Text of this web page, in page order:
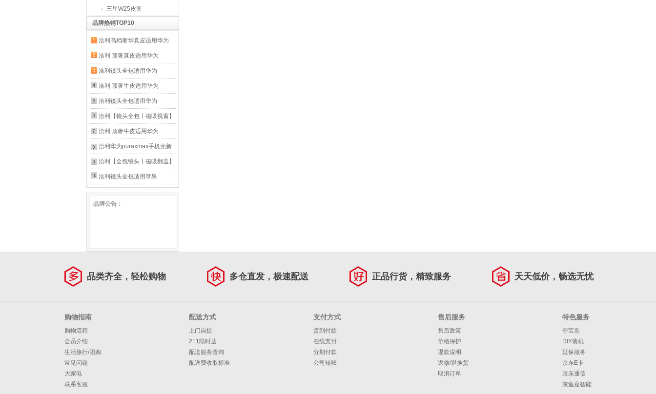
三星W25皮套
品牌热销TOP10
洽利高档奢华真皮适用华为
mate70pro手机壳优享版镜头
全包防摔Mate70pro+磁吸翻
盖智能视窗保护套男女
Mate70Pro/Pro+磁吸款【全
包镜头】黑色
洽利 顶奢真皮适用华为
Pura70pro手机壳p70ultra手
机保护套镜头全包防摔+智能
视窗翻盖皮套高级感男士
P70pro/pro+磁吸【全包镜头
丨自带镜头膜】
洽利镜头全包适用华为
mate80pro手机壳
Mate80promax新款翻盖磁吸
风驰版保护套真皮防摔智能超
薄商务男 Mate80/80Pro【磁
吸版】黑色
洽利 顶奢牛皮适用华为
mate80pro手机壳
mate80ProMax保护套翻盖磁
吸镜头全包防摔新款真皮套视
窗商务男 Mate80Pro/80通用
【磁吸款】镜头全包黑色
洽利镜头全包适用华为
mate60pro手机壳Mate60磁
吸保护套翻盖真皮超薄防摔智
能视窗男款高级外壳
Mate60Pro/Pro+磁吸版【镜
头全包】黑色
洽利【镜头全包丨磁吸视窗】
适用华为matex6手机壳翻盖
典藏版X6保护套防摔智能真
皮超薄商务风皮套 镜头全包
丨合金旋转支架【鎏金瑞红
色】
洽利 顶奢牛皮适用华为
mate80pro手机壳
mate80ProMax保护套翻盖磁
吸镜头全包防摔新款真皮套视
窗商务男 Mate80Pro/80通用
【轻薄款】曜石黑
洽利华为puraxmax手机壳新
款pura x max典藏版阔折叠屏
保护套超薄全包防摔真皮商务
款】黑色丨头层牛皮丨全包防
洽利【全包镜头丨磁吸翻盖】
适用华为pura70pro手机壳
视窗P70Pro+皮套男款
洽利镜头全包适用苹果
17promax手机壳
iphone17promax保护套真皮
色【进口牛皮】
品牌公告：
品类齐全，轻松购物 多仓直发，极速配送 正品行货，精致服务 天天低价，畅选无忧
购物指南
购物流程
会员介绍
生活旅行/团购
常见问题
大家电
联系客服
配送方式
上门自提
211限时达
配送服务查询
配送费收取标准
支付方式
货到付款
在线支付
分期付款
公司转账
售后服务
售后政策
价格保护
退款说明
返修/退换货
取消订单
特色服务
夺宝岛
DIY装机
延保服务
京东E卡
京东通信
京鱼座智能